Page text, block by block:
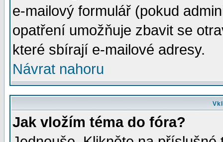
e-mailový formulář (pokud
opatření umožňuje zbavit se
které sbírají e-mailové adresy.
Návrat nahoru
Jak vložím téma do fóra?